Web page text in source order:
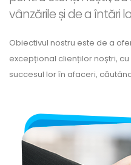
vânzările și de a întări
Obiectivul nostru este de a
excepțional clienților noștri,
succesul lor în afaceri,